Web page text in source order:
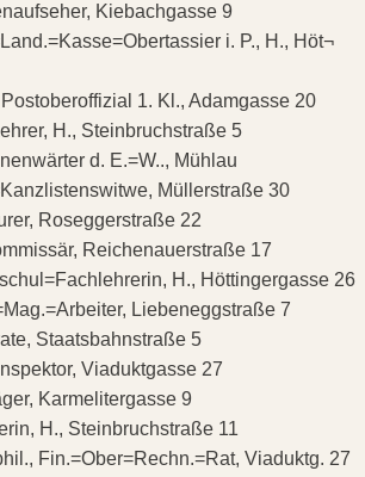
Kiebachgasse 9
i. P., H., Höt¬
1. Kl., Adamgasse 20
H., Steinbruchstraße 5
d. E.=W.., Mühlau
Müllerstraße 30
Roseggerstraße 22
Reichenauerstraße 17
H., Höttingergasse 26
Liebeneggstraße 7
Staatsbahnstraße 5
Viaduktgasse 27
Karmelitergasse 9
H., Steinbruchstraße 11
Fin.=Ober=Rechn.=Rat, Viaduktg. 27